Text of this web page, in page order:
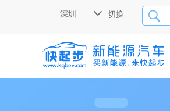
深圳  切换 